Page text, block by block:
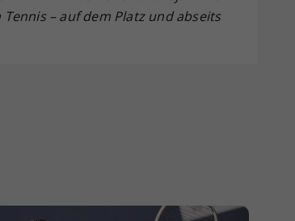
– auf dem Platz und abseits